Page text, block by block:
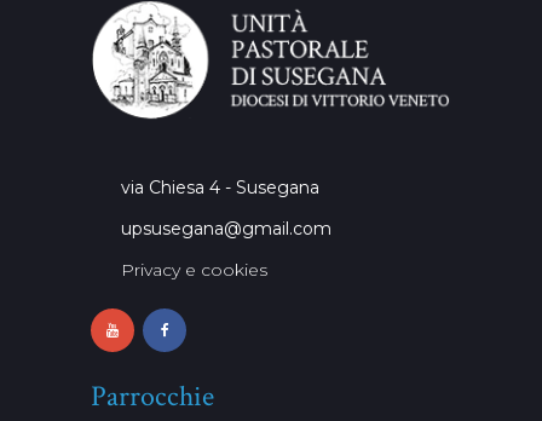
via Chiesa 4 - Susegana
upsusegana@gmail.com
Privacy e cookies
Parrocchie